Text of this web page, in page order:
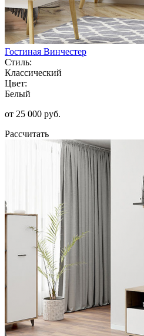
Гостиная Винчестер
Стиль:
Классический
Цвет:
Белый
от 25 000 руб.
Рассчитать